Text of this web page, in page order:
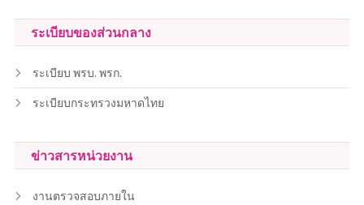
ระเบียบของส่วนกลาง
ระเบียบ พรบ. พรก.
ระเบียบกระทรวงมหาดไทย
ข่าวสารหน่วยงาน
งานตรวจสอบภายใน